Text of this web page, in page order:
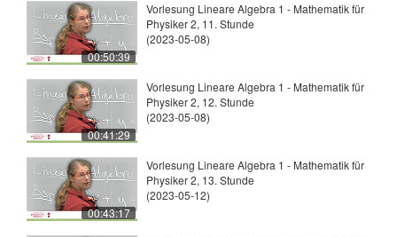
00:50:39
Vorlesung Lineare Algebra 1 - Mathematik für
Physiker 2, 11. Stunde
(2023-05-08)
00:41:29
Vorlesung Lineare Algebra 1 - Mathematik für
Physiker 2, 12. Stunde
(2023-05-08)
00:43:17
Vorlesung Lineare Algebra 1 - Mathematik für
Physiker 2, 13. Stunde
(2023-05-12)